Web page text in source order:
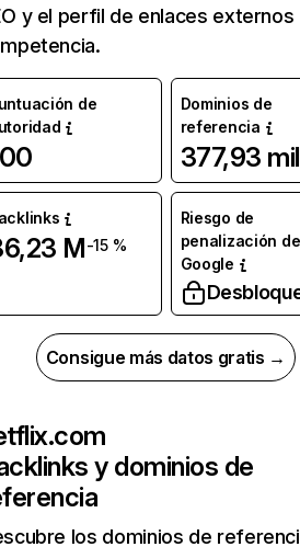
y el perfil de enlaces externos
de
Dominios de
referencia
377,93 mil
M-15 %
Riesgo de
penalización de
Google
Consigue más datos gratis →
y dominios de
los dominios de